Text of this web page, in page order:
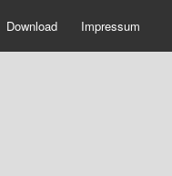
Download
Impressum